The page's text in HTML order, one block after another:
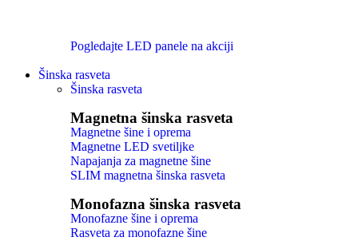
Pogledajte LED panele na akciji
Šinska rasveta
Šinska rasveta
Magnetna šinska rasveta
Magnetne šine i oprema
Magnetne LED svetiljke
Napajanja za magnetne šine
SLIM magnetna šinska rasveta
Monofazna šinska rasveta
Monofazne šine i oprema
Rasveta za monofazne šine